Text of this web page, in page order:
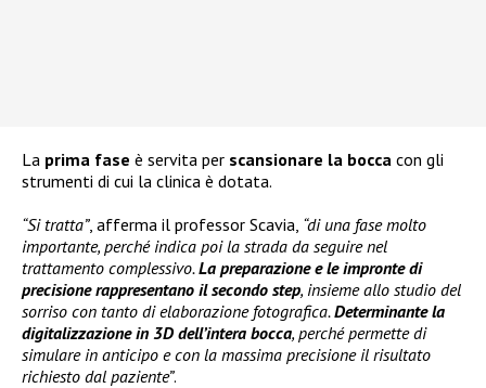
La prima fase è servita per scansionare la bocca con gli
strumenti di cui la clinica è dotata.
“Si tratta”, afferma il professor Scavia, “di una fase molto
importante, perché indica poi la strada da seguire nel
trattamento complessivo.La preparazione e le impronte di
precisione rappresentano il secondo step, insieme allo studio del
sorriso con tanto di elaborazione fotografica.Determinante la
digitalizzazione in 3D dell’intera bocca, perché permette di
simulare in anticipo e con la massima precisione il risultato
richiesto dal paziente”.